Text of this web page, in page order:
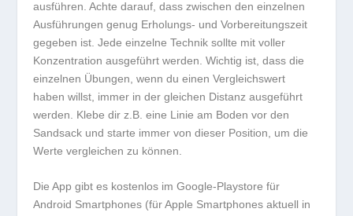
ausführen. Achte darauf, dass zwischen den einzelnen
Ausführungen genug Erholungs- und Vorbereitungszeit
gegeben ist. Jede einzelne Technik sollte mit voller
Konzentration ausgeführt werden. Wichtig ist, dass die
einzelnen Übungen, wenn du einen Vergleichswert
haben willst, immer in der gleichen Distanz ausgeführt
werden. Klebe dir z.B. eine Linie am Boden vor den
Sandsack und starte immer von dieser Position, um die
Werte vergleichen zu können.
Die App gibt es kostenlos im Google-Playstore für
Android Smartphones (für Apple Smartphones aktuell in